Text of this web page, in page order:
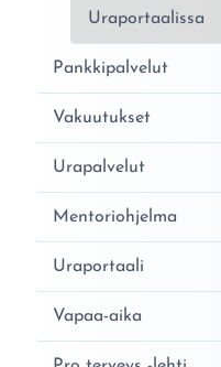
Uraportaalissa
Pankkipalvelut
Vakuutukset
Urapalvelut
Mentoriohjelma
Uraportaali
Vapaa-aika